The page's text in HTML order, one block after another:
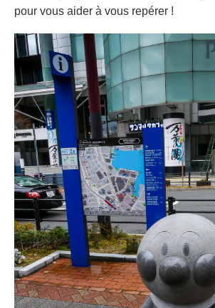
pour vous aider à vous repérer !